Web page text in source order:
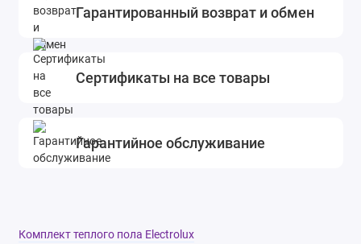
Гарантированный возврат и обмен
Сертификаты на все товары
Гарантийное обслуживание
Комплект теплого пола Electrolux